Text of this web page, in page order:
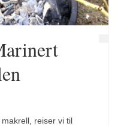
reiser vi til